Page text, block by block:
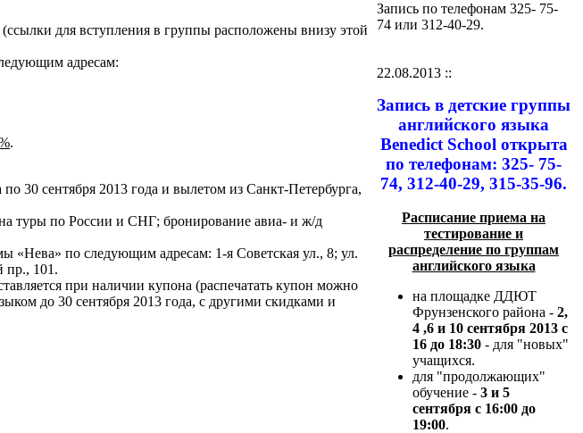
для вступления в группы расположены внизу этой
адресам:
.
30 сентября 2013 года и вылетом из Санкт-Петербурга,
туры по России и СНГ; бронирование авиа- и ж/д
«Нева» по следующим адресам: 1-я Советская ул., 8; ул.
пр., 101.
при наличии купона (распечатать купон можно
до 30 сентября 2013 года, с другими скидками и
Запись по телефонам 325- 75-
74 или 312-40-29.
22.08.2013 ::
Запись в детские группы
английского языка
Benedict School открыта
по телефонам: 325- 75-
74, 312-40-29, 315-35-96.
Расписание приема на
тестирование и
распределение по группам
английского языка
на площадке ДДЮТ
Фрунзенского района - 2,
4 ,6 и 10 сентября 2013 с
16 до 18:30 - для "новых"
учащихся.
для "продолжающих"
обучение - 3 и 5
сентября с 16:00 до
19:00.